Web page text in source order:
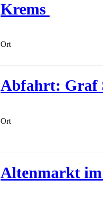
Krems
Ort
Abfahrt: Graf
Ort
Altenmarkt